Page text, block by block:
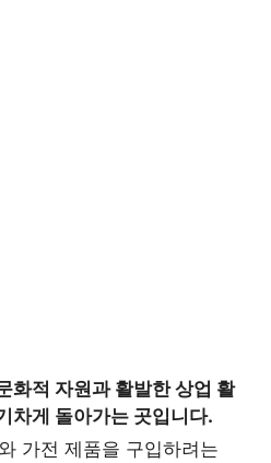
화적 자원과 활발한 상업 활
차게 돌아가는 곳입니다.
가전 제품을 구입하려는